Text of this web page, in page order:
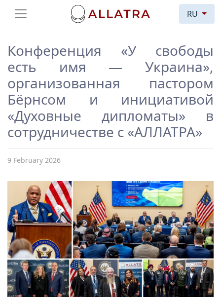
RU
Конференция «У свободы
есть имя — Украина»,
организованная пастором
Бёрнсом и инициативой
«Духовные дипломаты» в
сотрудничестве с «АЛЛАТРА»
9 February 2026